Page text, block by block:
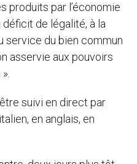
produits par l’économie
de légalité, à la
service du bien commun
asservie aux pouvoirs
suivi en direct par
en anglais, en